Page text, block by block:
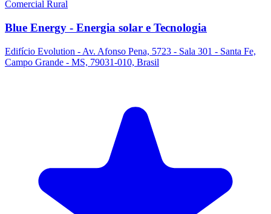
Comercial Rural
Blue Energy - Energia solar e Tecnologia
Edifício Evolution - Av. Afonso Pena, 5723 - Sala 301 - Santa Fe,
Campo Grande - MS, 79031-010, Brasil